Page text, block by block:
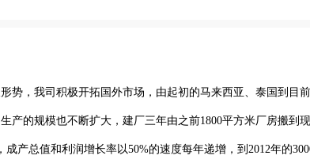
势，我司积极开拓国外市场，由起初的马来西亚、泰国到目
产的规模也不断扩大，建厂三年由之前1800平方米厂房搬到
产总值和利润增长率以50%的速度每年递增，到2012年的